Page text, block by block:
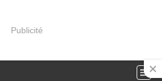
Publicité